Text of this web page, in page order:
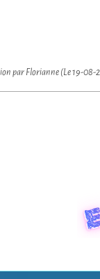
par Florianne (Le 19-08-